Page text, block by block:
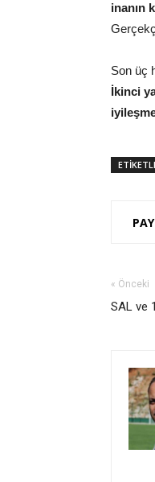
inanın
Son üç
İkinci
« Önceki
SAL ve